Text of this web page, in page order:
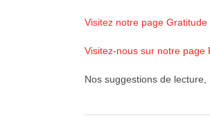
Visitez notre page Gratitude
Visitez-nous sur notre page
Nos suggestions de